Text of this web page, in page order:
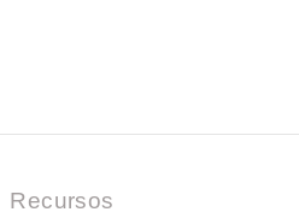
Recursos